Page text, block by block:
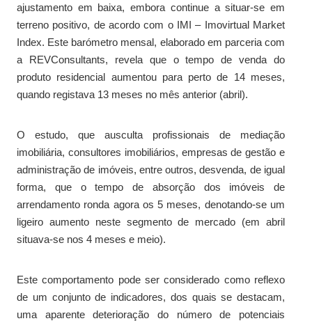
ajustamento em baixa, embora continue a situar-se em
terreno positivo, de acordo com o IMI – Imovirtual Market
Index. Este barómetro mensal, elaborado em parceria com
a REVConsultants, revela que o tempo de venda do
produto residencial aumentou para perto de 14 meses,
quando registava 13 meses no mês anterior (abril).
O estudo, que ausculta profissionais de mediação
imobiliária, consultores imobiliários, empresas de gestão e
administração de imóveis, entre outros, desvenda, de igual
forma, que o tempo de absorção dos imóveis de
arrendamento ronda agora os 5 meses, denotando-se um
ligeiro aumento neste segmento de mercado (em abril
situava-se nos 4 meses e meio).
Este comportamento pode ser considerado como reflexo
de um conjunto de indicadores, dos quais se destacam,
uma aparente deterioração do número de potenciais